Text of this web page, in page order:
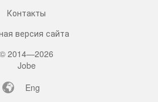
Контакты
версия сайта
© 2014—2026
Jobe
Eng